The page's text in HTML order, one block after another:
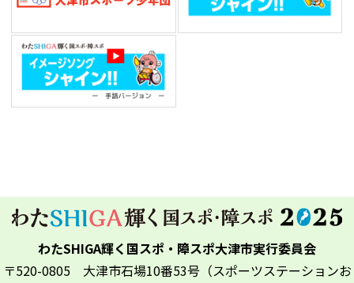
わたSHIGA輝く国スポ・障スポ大津市実行委員会
〒520-0805 大津市石場10番53号（スポーツステーションお